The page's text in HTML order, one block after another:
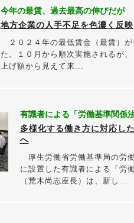
今年の最賃、過去最高の伸びだが
地方企業の人手不足を色濃く反映
２０２４年の最低賃金（最賃）が
た。１０月から順次実施されるが
上げ額から見えて来...
有識者による「労働基準関係
多様化する働き方に対応し
へ
厚生労働省労働基準局の労
に設置した有識者による「労
（荒木尚志座長）は、新し...